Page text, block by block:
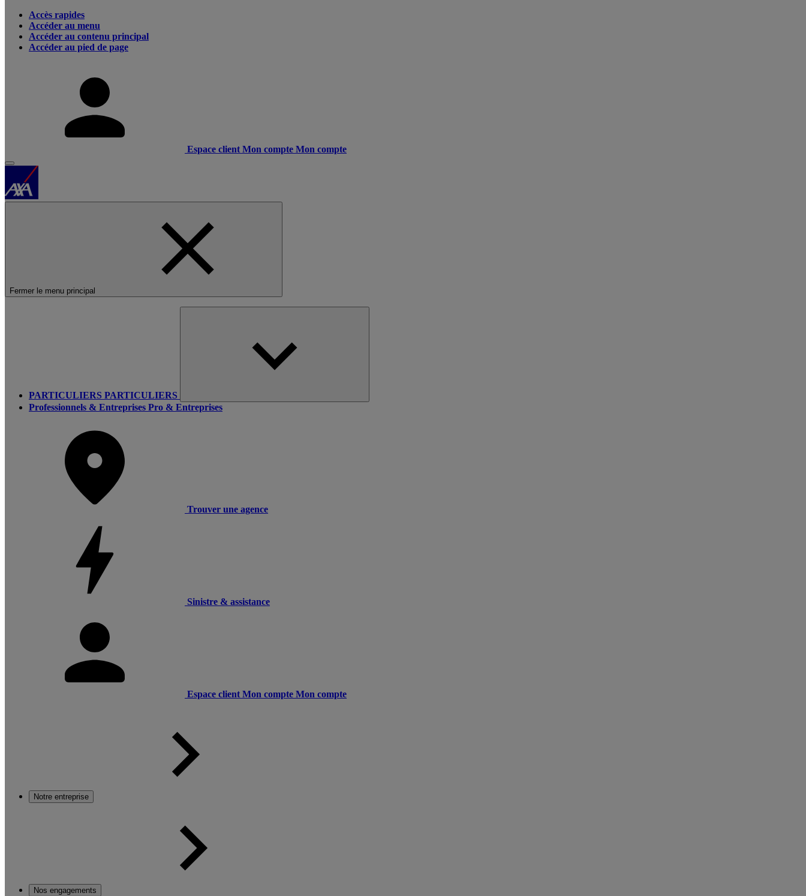
Accès rapides
Accéder au menu
Accéder au contenu principal
Accéder au pied de page
Espace client Mon compte Mon compte
Fermer le menu principal
PARTICULIERS PARTICULIERS
Professionnels & Entreprises Pro & Entreprises
Trouver une agence
Sinistre & assistance
Espace client Mon compte Mon compte
Notre entreprise
Nos engagements